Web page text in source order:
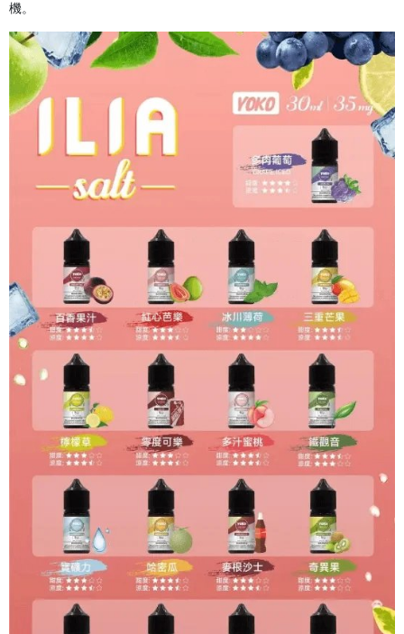
機。